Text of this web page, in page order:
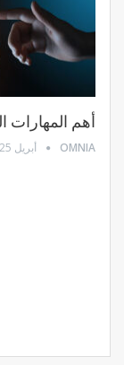
أهم المهارات
OMNIA أبريل 25, 2025